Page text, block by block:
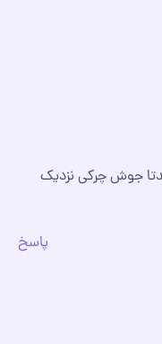
جوش چرکی نزدیک
پاسخ